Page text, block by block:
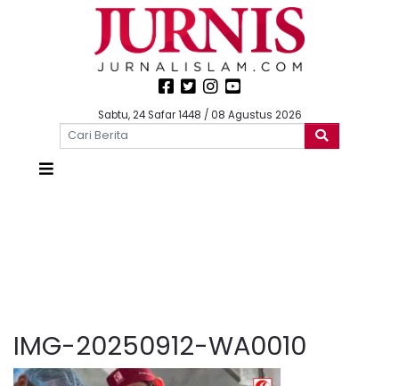
Sabtu, 24 Safar 1448 / 08 Agustus 2026
IMG-20250912-WA0010